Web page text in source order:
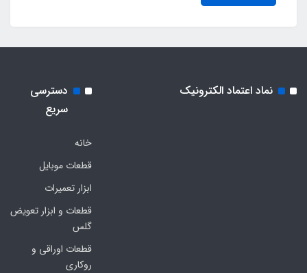
نماد اعتماد الکترونیک
دسترسی
سریع
خانه
قطعات موبایل
ابزار تعمیرات
قطعات و ابزار تعویض
گلس
قطعات اوراقی و
روکاری